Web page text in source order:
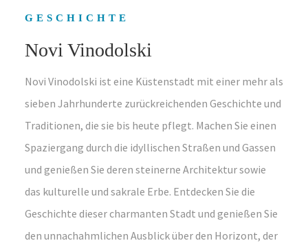
geschichte
Novi Vinodolski
Novi Vinodolski ist eine Küstenstadt mit einer mehr als
sieben Jahrhunderte zurückreichenden Geschichte und
Traditionen, die sie bis heute pflegt. Machen Sie einen
Spaziergang durch die idyllischen Straßen und Gassen
und genießen Sie deren steinerne Architektur sowie
das kulturelle und sakrale Erbe. Entdecken Sie die
Geschichte dieser charmanten Stadt und genießen Sie
den unnachahmlichen Ausblick über den Horizont, der